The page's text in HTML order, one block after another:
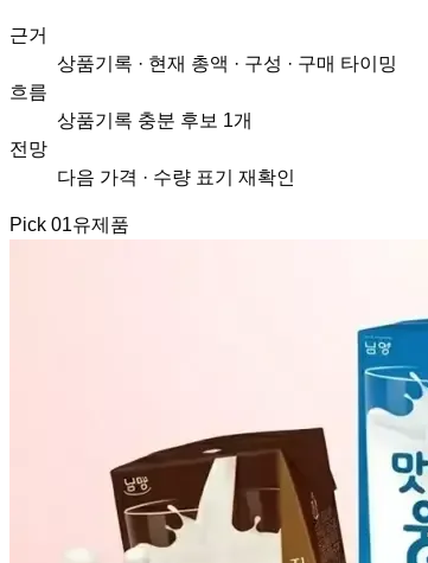
근거
상품기록 · 현재 총액 · 구성 · 구매 타이밍
흐름
상품기록 충분 후보 1개
전망
다음 가격 · 수량 표기 재확인
Pick 01유제품